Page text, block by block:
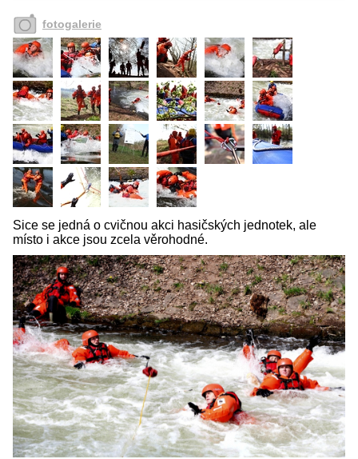
fotogalerie
Sice se jedná o cvičnou akci hasičských jednotek, ale
místo i akce jsou zcela věrohodné.